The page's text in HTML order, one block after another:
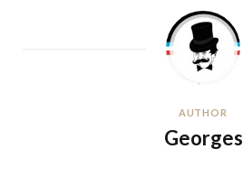
AUTHOR
Georges